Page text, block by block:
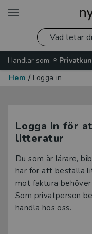
Handlar som:
Hem / Logga in
Logga in för
litteratur
Du som är lärare,
här för att beställa
mot faktura
Som privatperson
handla hos oss.